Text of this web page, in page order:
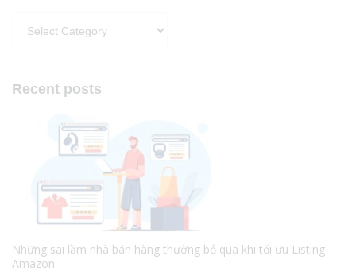
Recent posts
Những sai lầm nhà bán hàng thường bỏ qua khi tối ưu Listing
Amazon